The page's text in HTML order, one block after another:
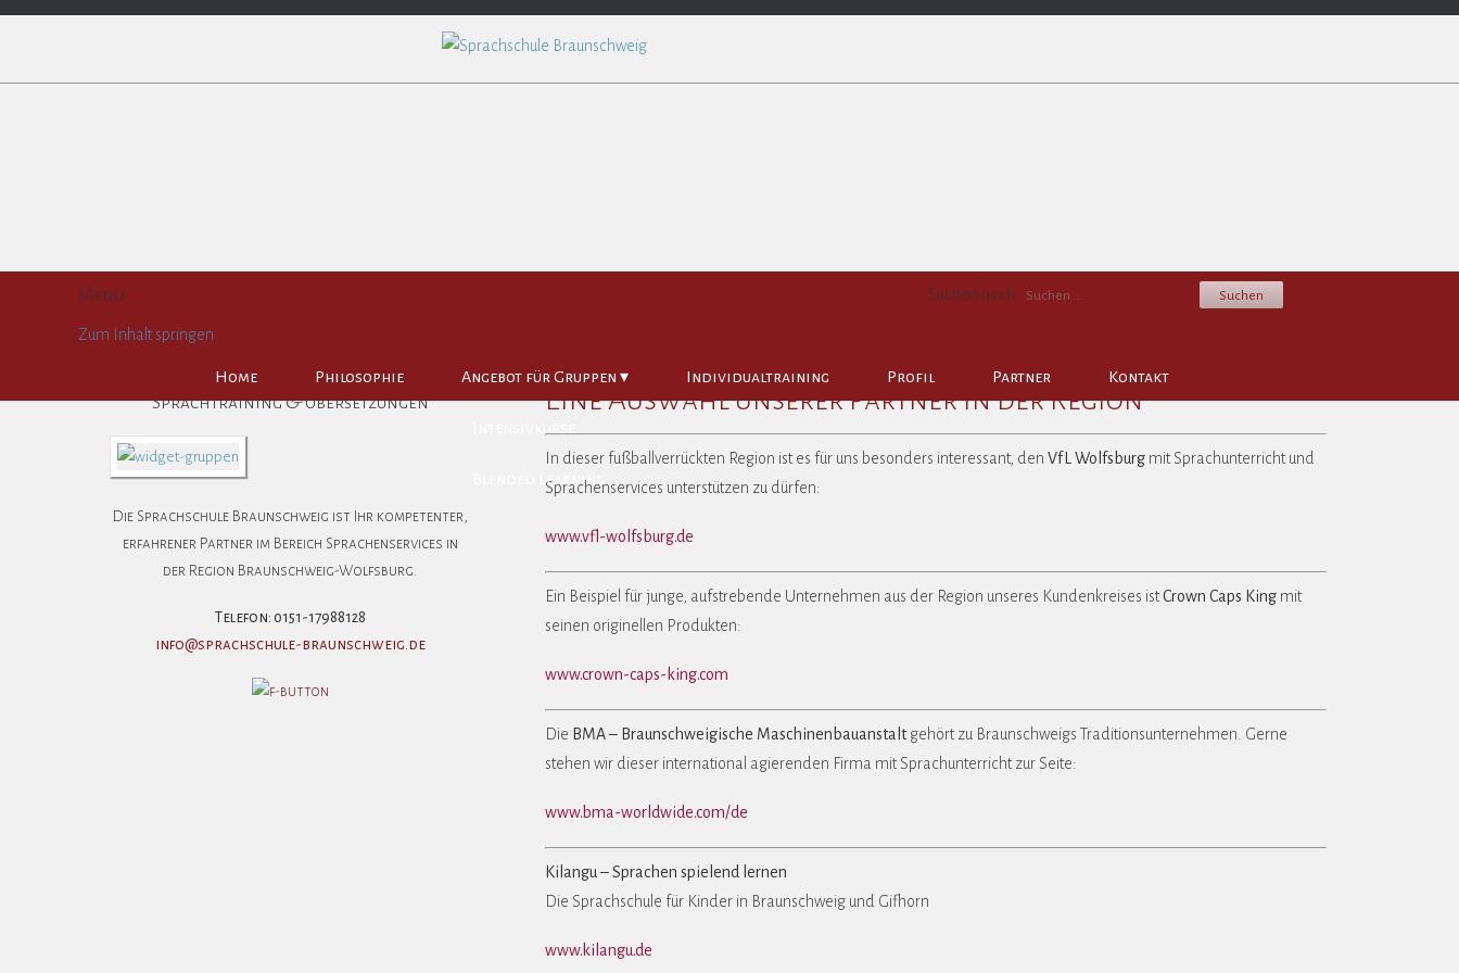
Sprachschule Braunschweig & Wolfsburg
Sprachtraining & Übersetzungen
Menü
Zum Inhalt springen
Home Philosophie Angebot für Gruppen ▾
Blended Learning
Individualtraining Profil Partner Kontakt
Suchen nach:
Eine Auswahl unserer Partner in der Region
In dieser fußballverrückten Region ist es für uns besonders interessant, den VfL Wolfsburg mit Sprachunterricht und
Sprachenservices unterstützen zu dürfen:
www.vfl-wolfsburg.de
Ein Beispiel für junge, aufstrebende Unternehmen aus der Region unseres Kundenkreises istCrown Caps King mit
seinen originellen Produkten:
www.crown-caps-king.com
Die BMA – Braunschweigische Maschinenbauanstaltgehört zu Braunschweigs Traditionsunternehmen. Gerne
stehen wir dieser international agierenden Firma mit Sprachunterricht zur Seite:
www.bma-worldwide.com/de
Kilangu – Sprachen spielend lernen
Die Sprachschule für Kinder in Braunschweig und Gifhorn
www.kilangu.de
Sprachtraining & Übersetzungen
Die Sprachschule Braunschweig ist Ihr kompetenter,
erfahrener Partner im Bereich Sprachenservices in
der Region Braunschweig-Wolfsburg.
Telefon: 0151-17988128
info@sprachschule-braunschweig.de